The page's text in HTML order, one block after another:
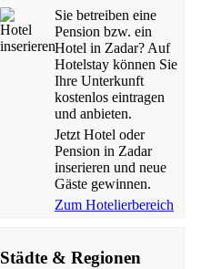
Sie betreiben eine
Pension bzw. ein
Hotel in Zadar? Auf
Hotelstay können Sie
Ihre Unterkunft
kostenlos eintragen
und anbieten.
Jetzt Hotel oder
Pension in Zadar
inserieren und neue
Gäste gewinnen.
Zum Hotelierbereich
Städte & Regionen